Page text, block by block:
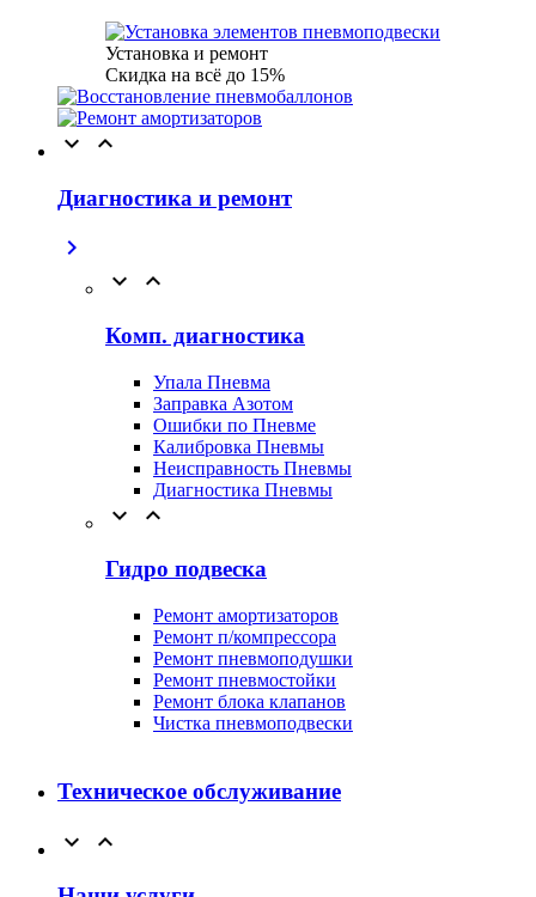
Установка и ремонт
Скидка на всё до 15%
 
Диагностика и ремонт



Комп. диагностика
Упала Пневма
Заправка Азотом
Ошибки по Пневме
Калибровка Пневмы
Неисправность Пневмы
Диагностика Пневмы
 
Гидро подвеска
Ремонт амортизаторов
Ремонт п/компрессора
Ремонт пневмоподушки
Ремонт пневмостойки
Ремонт блока клапанов
Чистка пневмоподвески
Техническое обслуживание
 